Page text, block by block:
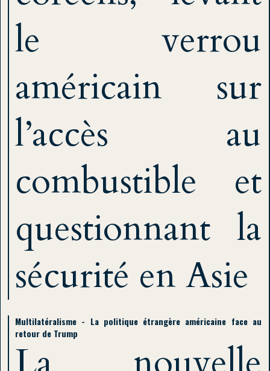
le verrou
américain sur
l’accès au
combustible et
questionnant la
sécurité en Asie
Multilatéralisme - La politique étrangère américaine face au
retour de Trump